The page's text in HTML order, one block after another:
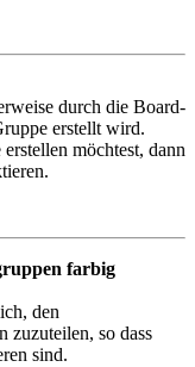
durch die Board-
erstellt wird.
möchtest, dann
farbig
den
zuzuteilen, so dass
sind.